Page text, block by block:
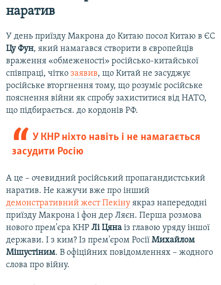
наратив
У день приїзду Макрона до Китаю посол Китаю в ЄС
Цу Фун, який намагався створити в європейців
враження «обмеженості» російсько-китайської
співпраці, чітко заявив, що Китай не засуджує
російське вторгнення тому, що розуміє російське
пояснення війни як спробу захиститися від НАТО,
що підбирається. до кордонів РФ.
У КНР ніхто навіть і не намагається
засудити Росію
А це – очевидний російський пропагандистський
наратив. Не кажучи вже про інший
демонстративний жест Пекіну якраз напередодні
приїзду Макрона і фон дер Ляєн. Перша розмова
нового прем'єра КНР Лі Цяна із главою уряду іншої
держави. І з ким? Із прем'єром Росії Михайлом
Мішустіним. В офіційних повідомленнях – жодного
слова про війну.